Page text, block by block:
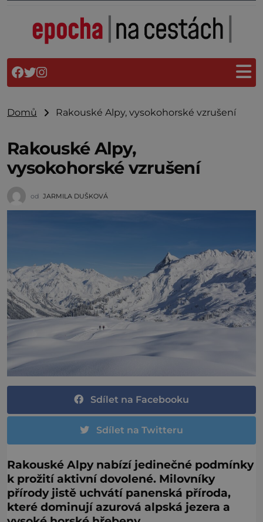
Domů Rakouské Alpy, vysokohorské vzrušení
Rakouské Alpy,
vysokohorské vzrušení
od JARMILA DUŠKOVÁ
Sdílet na Facebooku
Sdílet na Twitteru
Rakouské Alpy nabízí jedinečné podmínky
k prožití aktivní dovolené. Milovníky
přírody jistě uchvátí panenská příroda,
které dominují azurová alpská jezera a